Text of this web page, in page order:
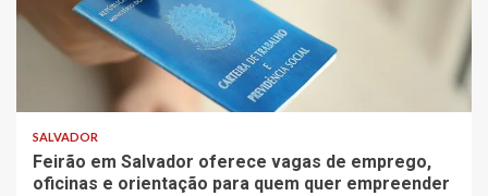
SALVADOR
Feirão em Salvador oferece vagas de emprego,
oficinas e orientação para quem quer empreender